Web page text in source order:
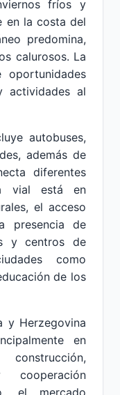
fríos y
en la costa del
predomina,
calurosos. La
oportunidades
actividades al
autobuses,
además de
diferentes
vial está en
el acceso
presencia de
y centros de
como
de los
y Herzegovina
en
cooperación
el mercado